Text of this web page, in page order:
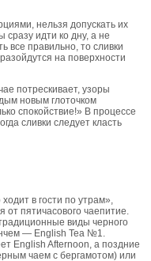
нельзя допускать их
идти ко дну, а не
все правильно, то сливки
на поверхности
потрескивает, узоры
новым глоточком
спокойствие!» В процессе
сливки следует класть
в гости по утрам»,
пятичасового чаепитие.
виды черного
— English Tea №1.
English Afternoon, а поздние
чаем с бергамотом) или